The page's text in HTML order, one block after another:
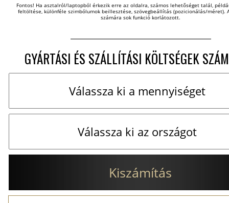
Fontos! Ha asztalról/laptopból érkezik erre az oldalra, számos lehetőséget talál,
feltöltése, különféle szimbólumok beillesztése, szövegbeállítás (pozicionálás/méret).
számára sok funkció korlátozott.
GYÁRTÁSI ÉS SZÁLLÍTÁSI KÖLTSÉGEK
Kiszámítás